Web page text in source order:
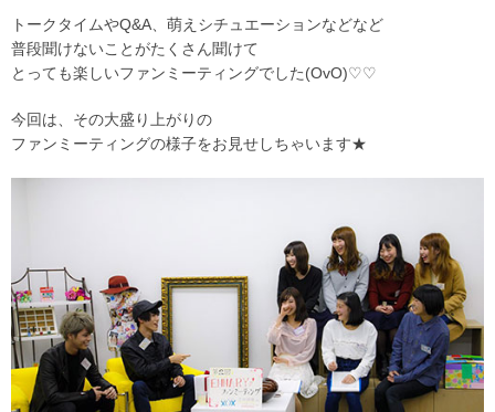
トークタイムやQ&A、萌えシチュエーションなどなど
普段聞けないことがたくさん聞けて
とっても楽しいファンミーティングでした(OvO)♡♡
今回は、その大盛り上がりの
ファンミーティングの様子をお見せしちゃいます★